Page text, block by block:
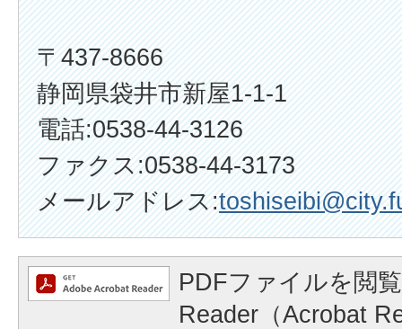
〒437-8666
静岡県袋井市新屋1-1-1
電話:0538-44-3126
ファクス:0538-44-3173
メールアドレス:
PDFファイルを閲
Reader（Acrobat